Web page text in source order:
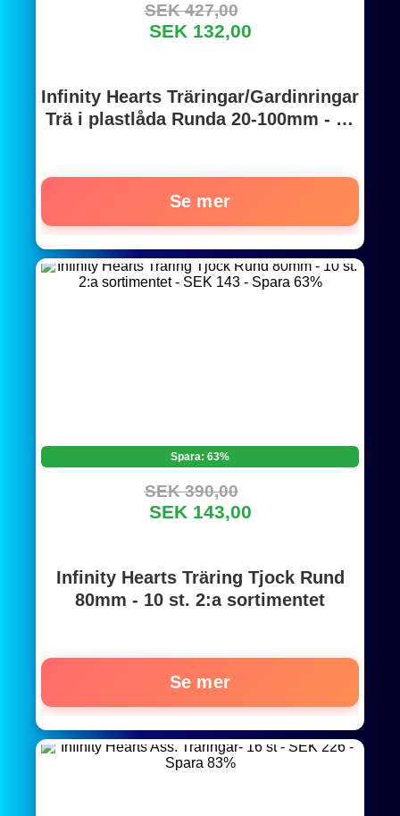
SEK 427,00
SEK 132,00
Infinity Hearts Träringar/Gardinringar
Trä i plastlåda Runda 20-100mm - 20
Se mer
Spara: 63%
SEK 390,00
SEK 143,00
Infinity Hearts Träring Tjock Rund
80mm - 10 st. 2:a sortimentet
Se mer